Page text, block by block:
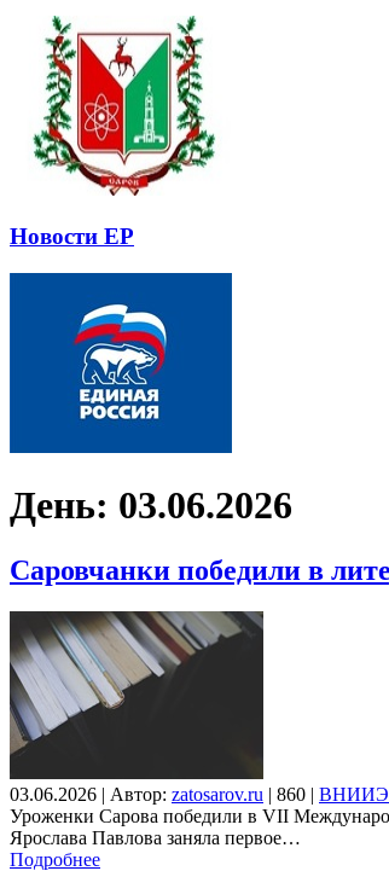
Новости ЕР
День: 03.06.2026
Саровчанки победили в
03.06.2026 | Автор: zatosarov.ru | 860 |
Уроженки Сарова победили в VII
Ярослава Павлова заняла первое…
Подробнее